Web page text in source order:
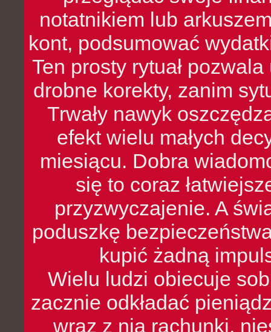
notatnikiem lub
kont, podsumować
Ten prosty rytuał
drobne korekty, zanim
Trwały nawyk
efekt wielu małych
miesiącu. Dobra
się to coraz
przyzwyczajenie. A
poduszkę
kupić żadną
Wielu ludzi obiecuje
zacznie odkładać
wraz z nią rachunki,